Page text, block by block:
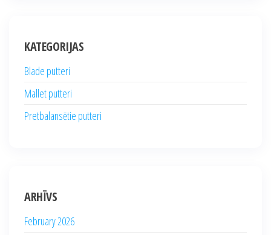
KATEGORIJAS
Blade putteri
Mallet putteri
Pretbalansētie putteri
ARHĪVS
February 2026